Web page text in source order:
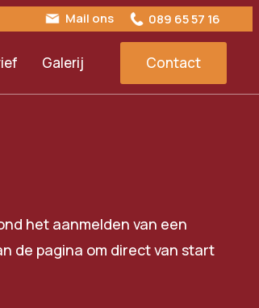
Mail ons 089 65 57 16
Galerij Contact
het aanmelden van een
de pagina om direct van start